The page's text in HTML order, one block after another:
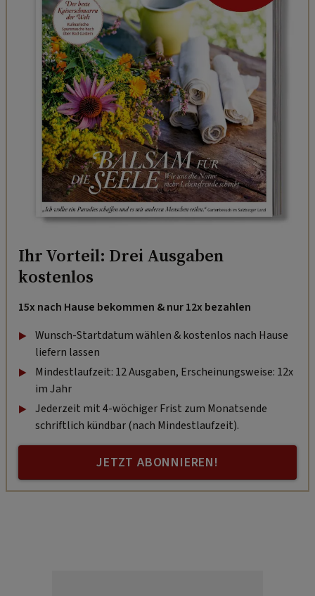
Ihr Vorteil: Drei Ausgaben
kostenlos
15x nach Hause bekommen & nur 12x bezahlen
Wunsch-Startdatum wählen & kostenlos nach Hause
liefern lassen
Mindestlaufzeit: 12 Ausgaben, Erscheinungsweise: 12x
im Jahr
Jederzeit mit 4-wöchiger Frist zum Monatsende
schriftlich kündbar (nach Mindestlaufzeit).
JETZT ABONNIEREN!